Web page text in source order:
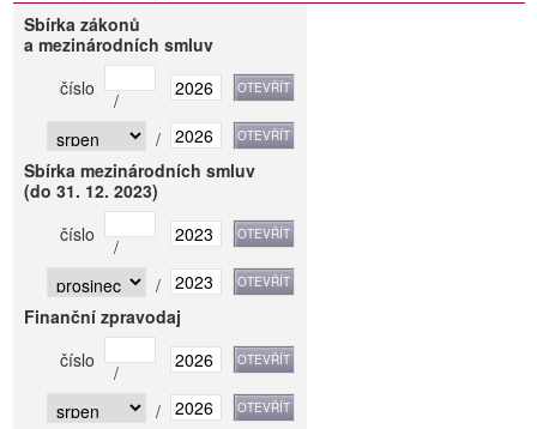
Sbírka zákonů
a mezinárodních smluv
číslo
/
/
Sbírka mezinárodních smluv
(do 31. 12. 2023)
číslo
/
/
Finanční zpravodaj
číslo
/
/